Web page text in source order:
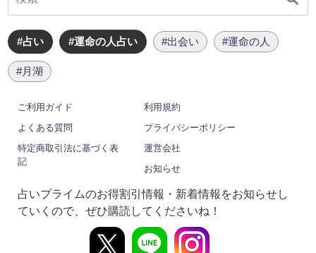
#占い #運命の人占い #出会い #運命の人
#月湖
ご利用ガイド
利用規約
よくある質問
プライバシーポリシー
特定商取引法に基づく表
記
運営会社
お知らせ
占いプライムのお得割引情報・新着情報をお知らせし
ていくので、ぜひ購読してくださいね！